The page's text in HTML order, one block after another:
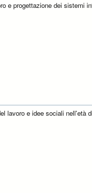
e progettazione dei sistemi
lavoro e idee sociali nell'età